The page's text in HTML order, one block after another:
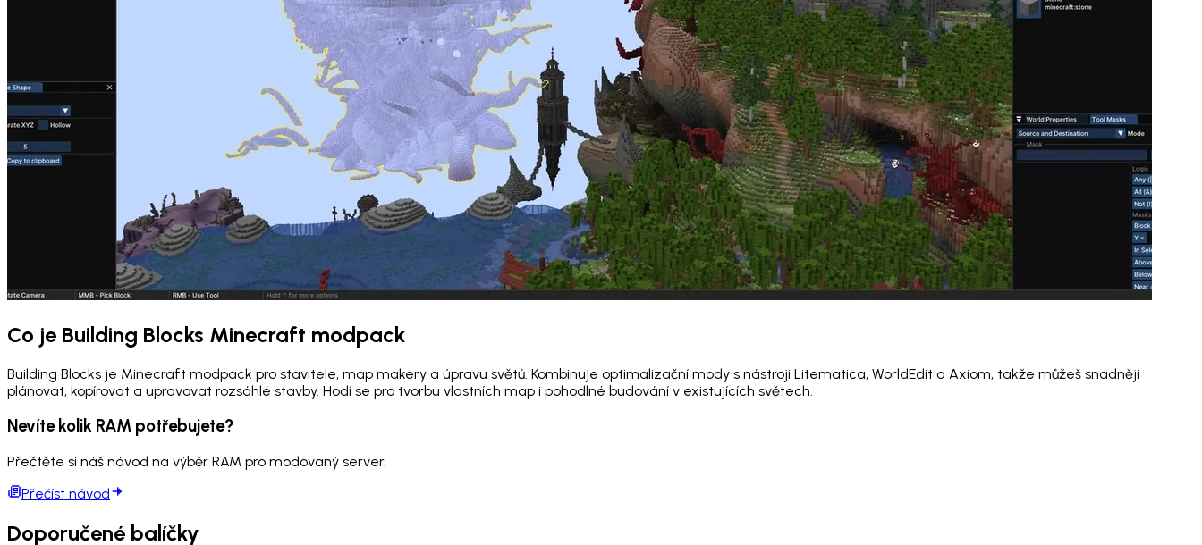
Co je Building Blocks Minecraft modpack
Building Blocks je Minecraft modpack pro stavitele, map makery a úpravu světů. Kombinuje optimalizační mody s nástroji Litematica, WorldEdit a Axiom, takže můžeš snadněji
plánovat, kopírovat a upravovat rozsáhlé stavby. Hodí se pro tvorbu vlastních map i pohodlné budování v existujících světech.
Nevíte kolik RAM potřebujete?
Přečtěte si náš návod na výběr RAM pro modovaný server.
Přečíst návod
Doporučené balíčky